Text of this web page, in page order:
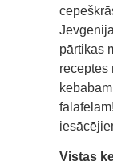
pārtikas
receptes
Vistas